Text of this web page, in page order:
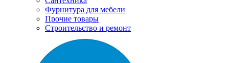
Фурнитура для мебели
Прочие товары
Строительство и ремонт